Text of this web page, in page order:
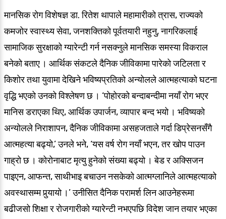
मानसिक रोग विशेषज्ञ डा. रितेश थापाले महामारीको त्रास, राज्यको
कमजोर स्वास्थ्य सेवा, जनशक्तिको पूर्वतयारी नहुनु, नागरिकलाई
सामाजिक सुरक्षाको ग्यारेन्टी गर्न नसक्नुले मानसिक समस्या विकराल
बनेको बताए । आर्थिक संकटले दैनिक जीविकामा पारेको जटिलता र
किशोर तथा युवामा देखिने भविष्यप्रतिको अन्योलले आत्महत्याको घटना
वृद्धि भएको उनको विश्लेषण छ । ‘पोहोरको बन्दाबन्दीमा नयाँ रोग भएर
मानिस डराएका थिए, आर्थिक उपार्जन, व्यापार बन्द भयो । भविष्यको
अन्योलले निराशापन, दैनिक जीविकामा असहजताले गर्दा डिप्रेसनसँगै
आत्महत्या बढ्यो,’ उनले भने, ‘यस वर्ष रोग नयाँ भएन, तर खोप पाउन
गाह्रो छ । कोरोनाबाट मृत्यु हुनेको संख्या बढ्यो । बेड र अक्सिजन
पाइएन, आफन्त, साथीभाइ बचाउन नसकेको आत्मग्लानिले आत्महत्याको
अवस्थासम्म पुर्‍यायो ।’ उनीसित दैनिक परामर्श लिन आउनेहरूमा
बढीजसो शिक्षा र रोजगारीको ग्यारेन्टी नभएपछि विदेश जान तयार भएका